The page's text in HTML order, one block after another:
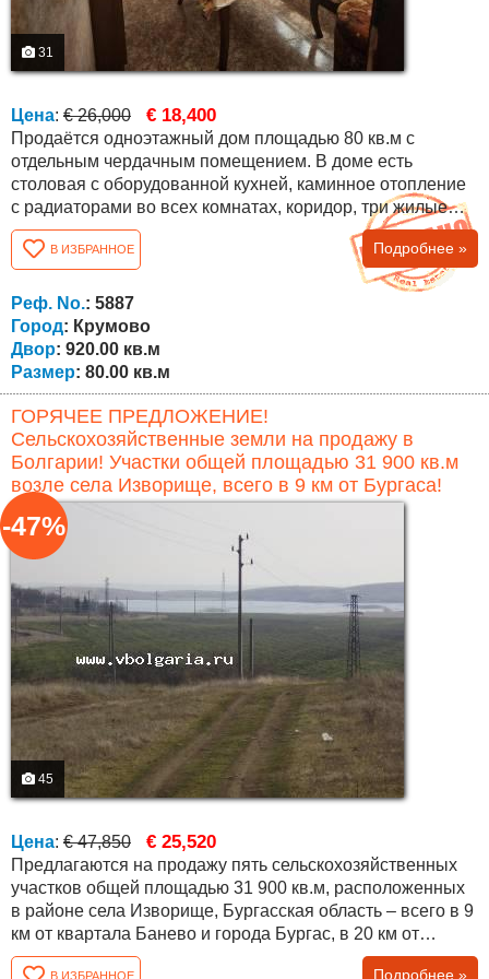
31
Цена: € 26,000 € 18,400
Продаётся одноэтажный дом площадью 80 кв.м с
отдельным чердачным помещением. В доме есть
столовая с оборудованной кухней, каминное отопление
с радиаторами во всех комнатах, коридор, три жилые
комнаты и полностью отремонтированная ванная
комната с туалетом, подключённая к центральной
канализации. Между жилым этажом и чердаком —
бетонная плита, что обеспечивает прочность
конструкции и позволяет использовать чердак для...
В ИЗБРАННОЕ Подробнее »
Реф. No.: 5887
Город: Крумово
Двор: 920.00 кв.м
Размер: 80.00 кв.м
ГОРЯЧЕЕ ПРЕДЛОЖЕНИЕ!
Сельскохозяйственные земли на продажу в
Болгарии! Участки общей площадью 31 900 кв.м
возле села Изворище, всего в 9 км от Бургаса!
45
-47%
Цена: € 47,850 € 25,520
Предлагаются на продажу пять сельскохозяйственных
участков общей площадью 31 900 кв.м, расположенных
в районе села Изворище, Бургасская область – всего в 9
км от квартала Банево и города Бургас, в 20 км от
Ахелоя и моря, в 25 км от курорта Солнечный берег и в
В ИЗБРАННОЕ Подробнее »